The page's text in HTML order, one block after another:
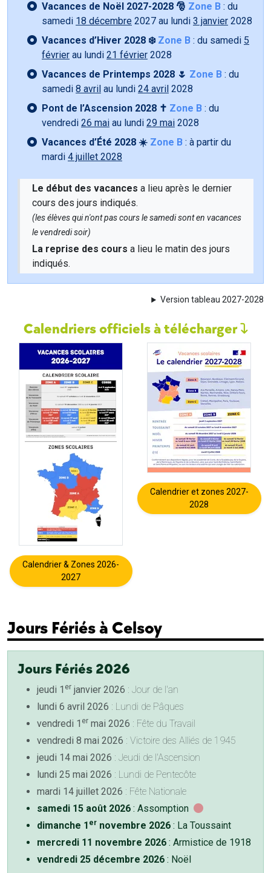
Vacances de Noël 2027-2028 🎅 Zone B : du
samedi 18 décembre 2027 au lundi 3 janvier 2028
Vacances d’Hiver 2028 ❄️ Zone B : du samedi 5
février au lundi 21 février 2028
Vacances de Printemps 2028 🌷 Zone B : du
samedi 8 avril au lundi 24 avril 2028
Pont de l’Ascension 2028 ✝️ Zone B : du
vendredi 26 mai au lundi 29 mai 2028
Vacances d’Été 2028 ☀️ Zone B : à partir du
mardi 4 juillet 2028
Le début des vacances a lieu après le dernier
cours des jours indiqués.
(les élèves qui n'ont pas cours le samedi sont en vacances
le vendredi soir)
La reprise des cours a lieu le matin des jours
indiqués.
Version tableau 2027-2028
Calendriers officiels à télécharger
Calendrier & Zones 2026-
2027
Calendrier et zones 2027-
2028
Jours Fériés à Celsoy
Jours Fériés 2026
jeudi 1 er janvier 2026 : Jour de l'an
lundi 6 avril 2026 : Lundi de Pâques
vendredi 1 er mai 2026 : Fête du Travail
vendredi 8 mai 2026 : Victoire des Alliés de 1945
jeudi 14 mai 2026 : Jeudi de l'Ascension
lundi 25 mai 2026 : Lundi de Pentecôte
mardi 14 juillet 2026 : Fête Nationale
samedi 15 août 2026 : Assomption
dimanche 1 er novembre 2026 : La Toussaint
mercredi 11 novembre 2026 : Armistice de 1918
vendredi 25 décembre 2026 : Noël